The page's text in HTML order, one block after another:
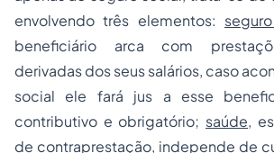
envolvendo três elementos:
beneficiário arca com
derivadas dos seus salários, caso
social ele fará jus a esse
contributivo e obrigatório; saúde,
de contraprestação, independe de